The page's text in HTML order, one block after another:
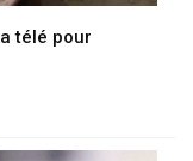
télé pour